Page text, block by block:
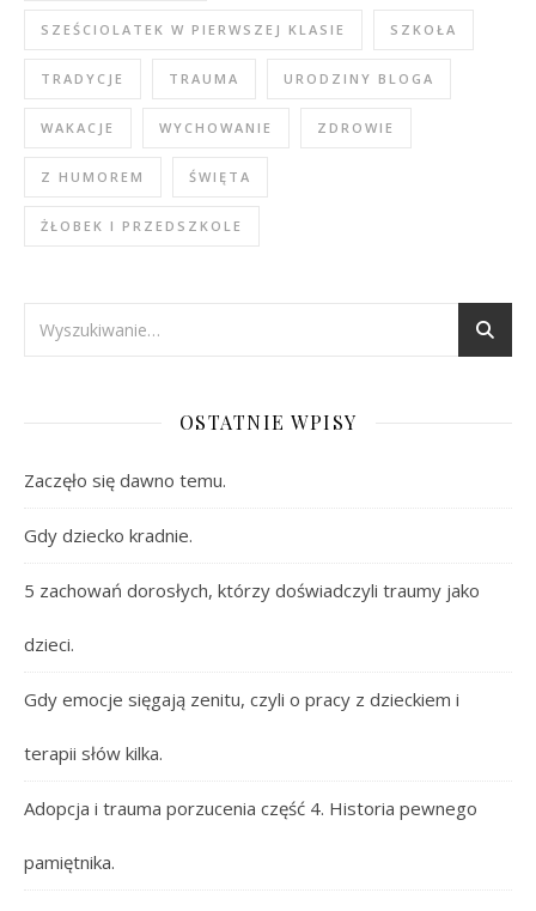
SZEŚCIOLATEK W PIERWSZEJ KLASIE SZKOŁA
TRADYCJE TRAUMA URODZINY BLOGA
WAKACJE WYCHOWANIE ZDROWIE
Z HUMOREM ŚWIĘTA
ŻŁOBEK I PRZEDSZKOLE
OSTATNIE WPISY
Zaczęło się dawno temu.
Gdy dziecko kradnie.
5 zachowań dorosłych, którzy doświadczyli traumy jako
dzieci.
Gdy emocje sięgają zenitu, czyli o pracy z dzieckiem i
terapii słów kilka.
Adopcja i trauma porzucenia część 4. Historia pewnego
pamiętnika.